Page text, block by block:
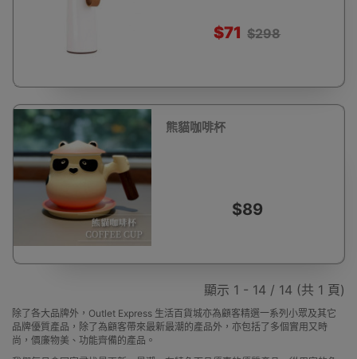
$71 $298
熊貓咖啡杯
$89
顯示 1 - 14 / 14 (共 1 頁)
除了各大品牌外，Outlet Express 生活百貨城亦為顧客精選一系列小眾及其它
品牌優質產品，除了為顧客帶來最新最潮的產品外，亦包括了多個實用又時
尚，價廉物美、功能齊備的產品。